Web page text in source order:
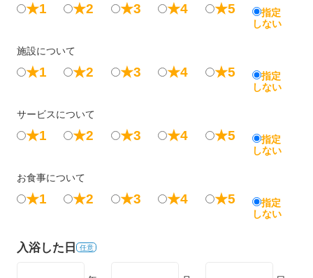
★1 ★2 ★3 ★4 ★5
指定
しない
施設について
★1 ★2 ★3 ★4 ★5
指定
しない
サービスについて
★1 ★2 ★3 ★4 ★5
指定
しない
お食事について
★1 ★2 ★3 ★4 ★5
指定
しない
入浴した日 任意